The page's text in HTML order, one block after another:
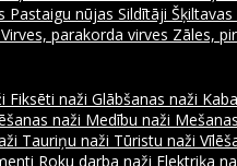
Pastaigu nūjas Sildītāji Šķiltavas
Virves, parakorda virves Zāles,
Fiksēti naži Glābšanas naži
naži Medību naži
Tauriņu naži Tūristu naži
Roku darba naži Elektriķa